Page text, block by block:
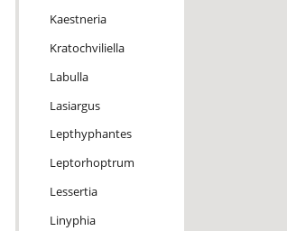
Kaestneria
Kratochviliella
Labulla
Lasiargus
Lepthyphantes
Leptorhoptrum
Lessertia
Linyphia